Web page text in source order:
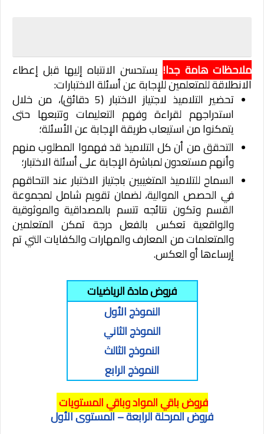
ملاحظات هامة جدا! يستحسن الانتباه إليها قبل إعطاء
الانطلاقة للمتعلمين للإجابة عن أسئلة الاختبارات:
تحضير التلاميذ لاجتياز الاختبار (5 دقائق)، من خلال
استدراجهم لقراءة وفهم التعليمات وتتبعها حتى
يتمكنوا من استيعاب طريقة الإجابة عن الأسئلة؛
التحقق من أن كل التلاميذ قد فهموا المطلوب منهم
وأنهم مستعدون لمباشرة الإجابة على أسئلة الاختبار؛
السماح للتلاميذ المتغيبين باجتياز الاختبار عند التحاقهم
في الحصص الموالية، لضمان تقويم شامل لمجموعة
القسم وتكون نتائجه تتسم بالمصداقية والموثوقية
والواقعية تعكس بالفعل درجة تمكن المتعلمين
والمتعلمات من المعارف والمهارات والكفايات التي تم
إرساءها أو العكس.
فروض مادة الرياضيات
النموذج الأول
النموذج الثاني
النموذج الثالث
النموذج الرابع
فروض باقي المواد وباقي المستويات
فروض المرحلةالرابعة– المستوى الأول